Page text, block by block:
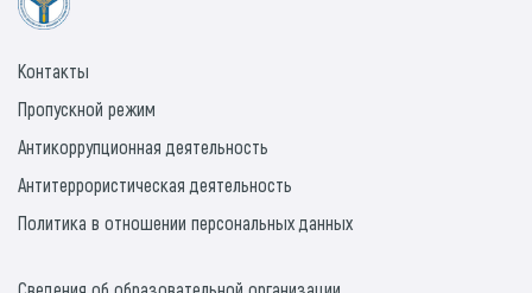
Контакты
Пропускной режим
Антикоррупционная деятельность
Антитеррористическая деятельность
Политика в отношении персональных данных